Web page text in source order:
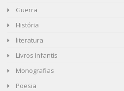
Guerra
História
literatura
Livros Infantis
Monografias
Poesia